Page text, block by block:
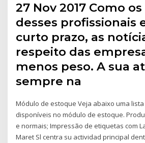
27 Nov 2017 Como
desses profissionais
curto prazo, as
respeito das
menos peso. A sua
sempre na
Módulo de estoque Veja abaixo uma
disponíveis no módulo de estoque.
e normais; Impressão de etiquetas com
Maret Sl centra su actividad principal